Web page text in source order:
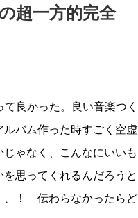
超一方的完全
良かった。良い音楽つく
バム作った時すごく空虚
ゃなく、こんなにいいも
思ってくれるんだろうと
、！ 伝わらなかったらど